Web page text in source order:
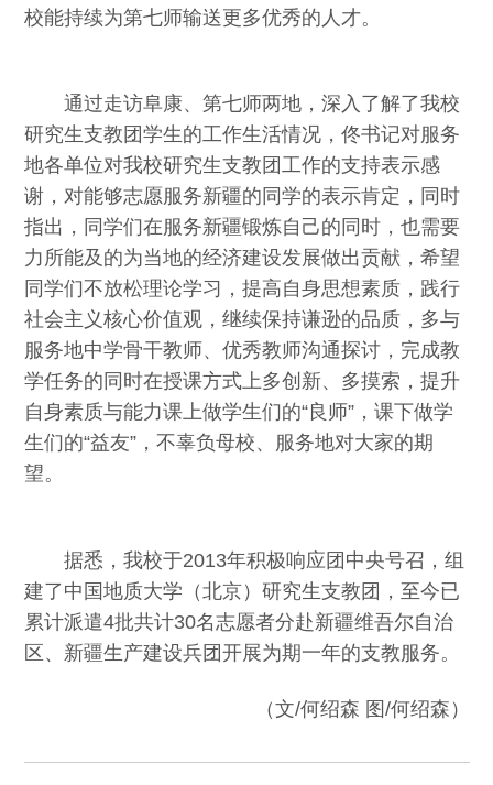
校能持续为第七师输送更多优秀的人才。
通过走访阜康、第七师两地，深入了解了我校
研究生支教团学生的工作生活情况，佟书记对服务
地各单位对我校研究生支教团工作的支持表示感
谢，对能够志愿服务新疆的同学的表示肯定，同时
指出，同学们在服务新疆锻炼自己的同时，也需要
力所能及的为当地的经济建设发展做出贡献，希望
同学们不放松理论学习，提高自身思想素质，践行
社会主义核心价值观，继续保持谦逊的品质，多与
服务地中学骨干教师、优秀教师沟通探讨，完成教
学任务的同时在授课方式上多创新、多摸索，提升
自身素质与能力课上做学生们的“良师”，课下做学
生们的“益友”，不辜负母校、服务地对大家的期
望。
据悉，我校于2013年积极响应团中央号召，组
建了中国地质大学（北京）研究生支教团，至今已
累计派遣4批共计30名志愿者分赴新疆维吾尔自治
区、新疆生产建设兵团开展为期一年的支教服务。
（文/何绍森 图/何绍森）